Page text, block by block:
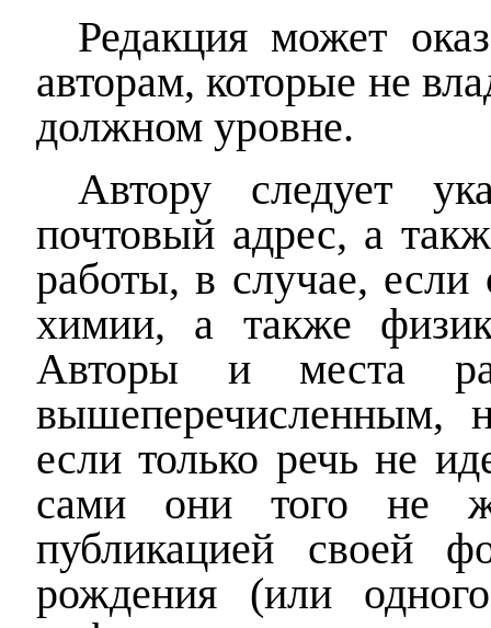
Редакция может
авторам, которые не
должном уровне.
Автору следует
почтовый адрес, а
работы, в случае, если
химии, а также
Авторы и места
вышеперечисленным,
если только речь не
сами они того не
публикацией своей
рождения (или